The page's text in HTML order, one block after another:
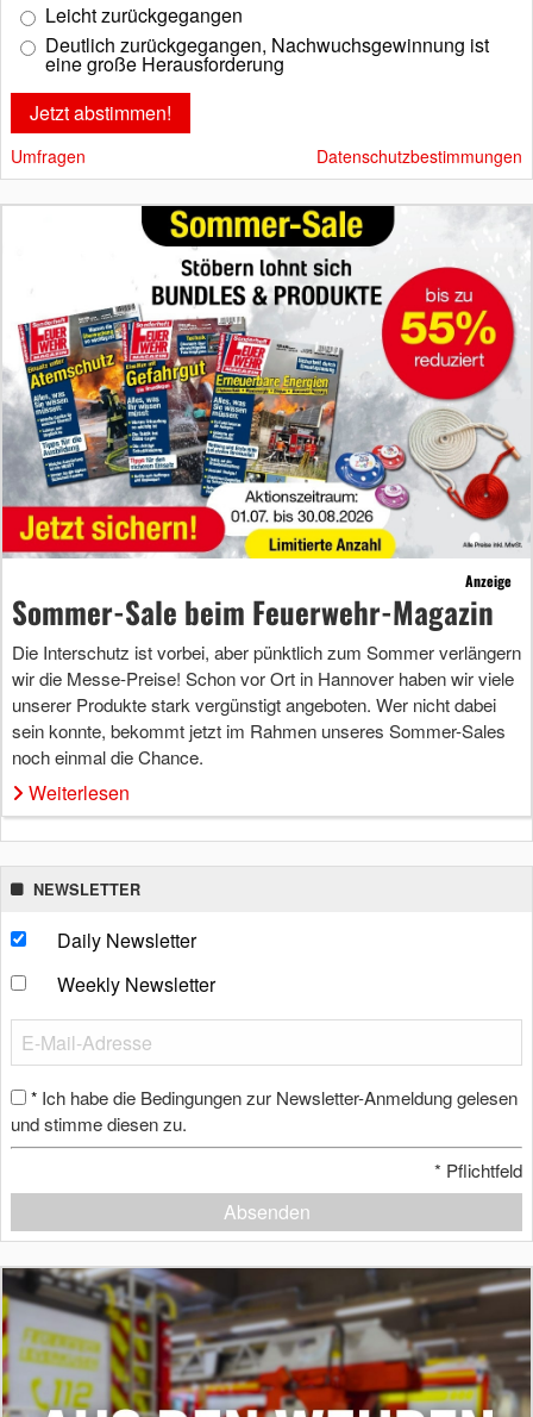
Leicht zurückgegangen
Deutlich zurückgegangen, Nachwuchsgewinnung ist
eine große Herausforderung
Umfragen Datenschutzbestimmungen
Anzeige
Sommer-Sale beim Feuerwehr-Magazin
Die Interschutz ist vorbei, aber pünktlich zum Sommer verlängern
wir die Messe-Preise! Schon vor Ort in Hannover haben wir viele
unserer Produkte stark vergünstigt angeboten. Wer nicht dabei
sein konnte, bekommt jetzt im Rahmen unseres Sommer-Sales
noch einmal die Chance.
Weiterlesen
NEWSLETTER
Daily Newsletter
Weekly Newsletter
* Ich habe die Bedingungen zur Newsletter-Anmeldung gelesen
und stimme diesen zu.
* Pflichtfeld
Absenden